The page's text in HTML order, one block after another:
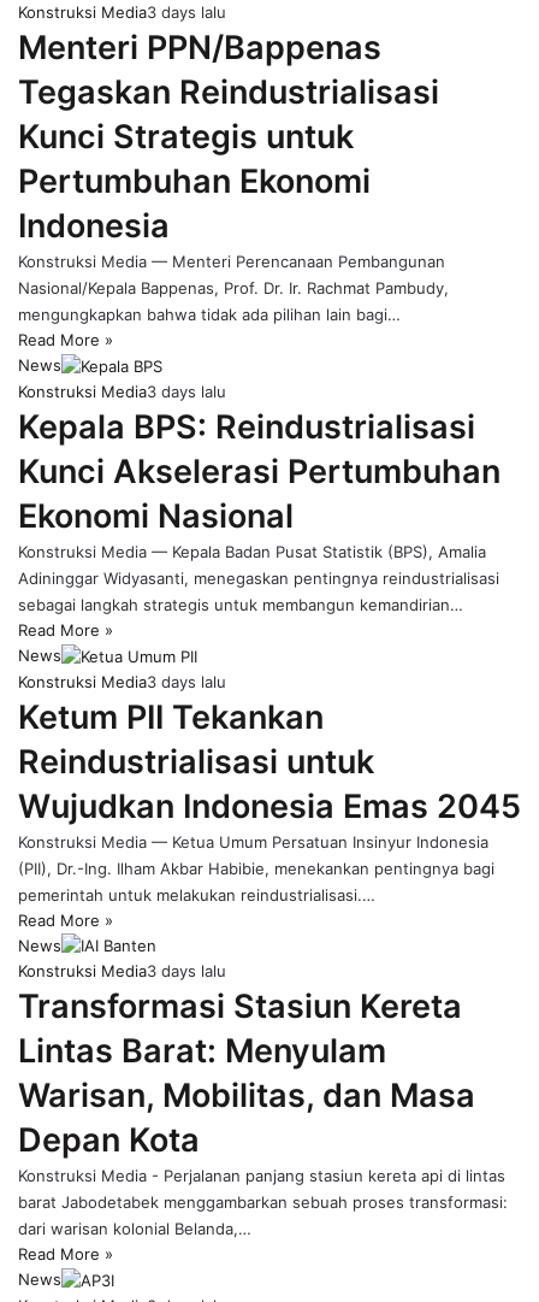
Konstruksi Media3 days lalu
Menteri PPN/Bappenas
Tegaskan Reindustrialisasi
Kunci Strategis untuk
Pertumbuhan Ekonomi
Indonesia
Konstruksi Media — Menteri Perencanaan Pembangunan
Nasional/Kepala Bappenas, Prof. Dr. Ir. Rachmat Pambudy,
mengungkapkan bahwa tidak ada pilihan lain bagi…
Read More »
News
Konstruksi Media3 days lalu
Kepala BPS: Reindustrialisasi
Kunci Akselerasi Pertumbuhan
Ekonomi Nasional
Konstruksi Media — Kepala Badan Pusat Statistik (BPS), Amalia
Adininggar Widyasanti, menegaskan pentingnya reindustrialisasi
sebagai langkah strategis untuk membangun kemandirian…
Read More »
News
Konstruksi Media3 days lalu
Ketum PII Tekankan
Reindustrialisasi untuk
Wujudkan Indonesia Emas 2045
Konstruksi Media — Ketua Umum Persatuan Insinyur Indonesia
(PII), Dr.-Ing. Ilham Akbar Habibie, menekankan pentingnya bagi
pemerintah untuk melakukan reindustrialisasi.…
Read More »
News
Konstruksi Media3 days lalu
Transformasi Stasiun Kereta
Lintas Barat: Menyulam
Warisan, Mobilitas, dan Masa
Depan Kota
Konstruksi Media - Perjalanan panjang stasiun kereta api di lintas
barat Jabodetabek menggambarkan sebuah proses transformasi:
dari warisan kolonial Belanda,…
Read More »
News